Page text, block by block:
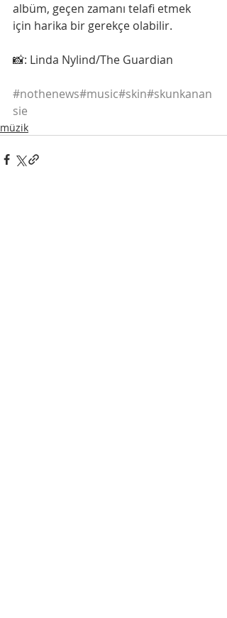
albüm, geçen zamanı telafi etmek
için harika bir gerekçe olabilir.
📸: Linda Nylind/The Guardian
#nothenews#music#skin#skunkanan
sie
müzik